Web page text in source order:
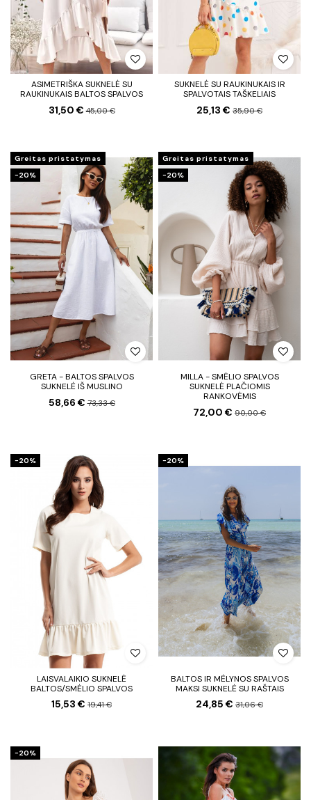
ASIMETRIŠKA SUKNELĖ SU
RAUKINUKAIS BALTOS SPALVOS
31,50 €45,00 €
SUKNELĖ SU RAUKINUKAIS IR
SPALVOTAIS TAŠKELIAIS
25,13 € 35,90 €
Greitas pristatymas
−20%
GRETA - BALTOS SPALVOS
SUKNELĖ IŠ MUSLINO
58,66 €73,33 €
Greitas pristatymas
−20%
MILLA - SMĖLIO SPALVOS
SUKNELĖ PLAČIOMIS
RANKOVĖMIS
72,00 € 90,00 €
−20%
LAISVALAIKIO SUKNELĖ
BALTOS/SMĖLIO SPALVOS
15,53 € 19,41 €
−20%
BALTOS IR MĖLYNOS SPALVOS
MAKSI SUKNELĖ SU RAŠTAIS
24,85 € 31,06 €
−20%